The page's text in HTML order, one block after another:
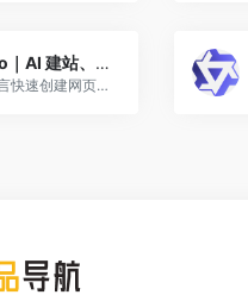
秒悟 Meoo｜AI 建站、网页生成与小程序搭建工具
通过自然语言快速创建网页应用、落地页、小程序、营销 H5、PPT 和数据可视化。